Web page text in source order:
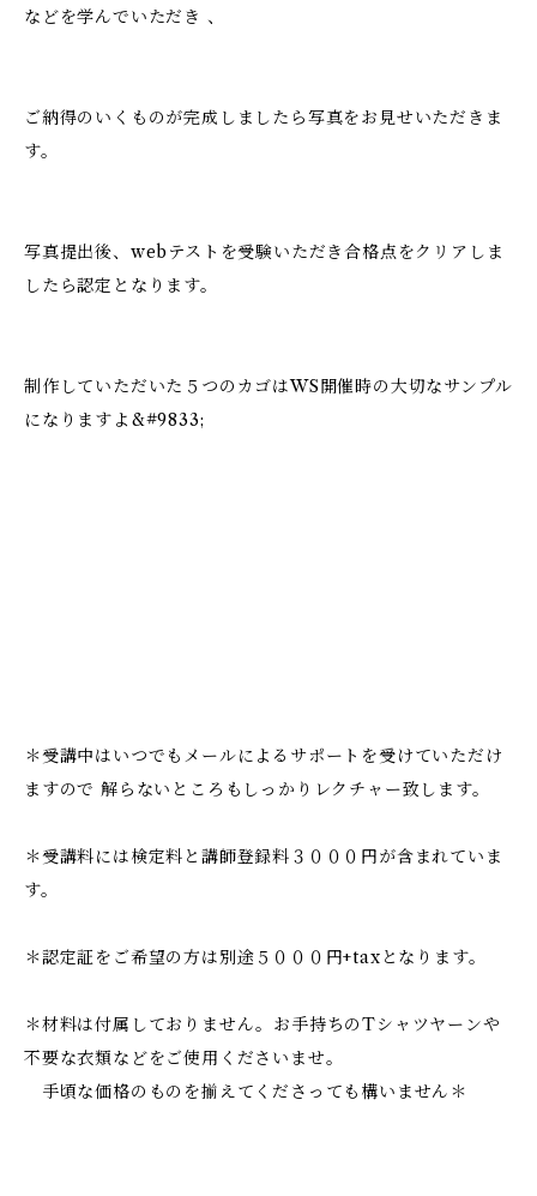
などを学んでいただき 、
ご納得のいくものが完成しましたら写真をお見せいただきま
す。
写真提出後、webテストを受験いただき合格点をクリアしま
したら認定となります。
制作していただいた５つのカゴはWS開催時の大切なサンプル
になりますよ&#9833;
＊受講中はいつでもメールによるサポートを受けていただけ
ますので 解らないところもしっかりレクチャー致します。
＊受講料には検定料と講師登録料３０００円が含まれていま
す。
＊認定証をご希望の方は別途５０００円+taxとなります。
＊材料は付属しておりません。お手持ちのTシャツヤーンや
不要な衣類などをご使用くださいませ。
手頃な価格のものを揃えてくださっても構いません＊